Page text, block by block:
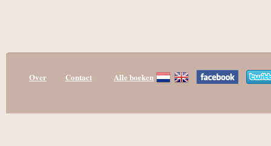
Over Contact Alle boeken